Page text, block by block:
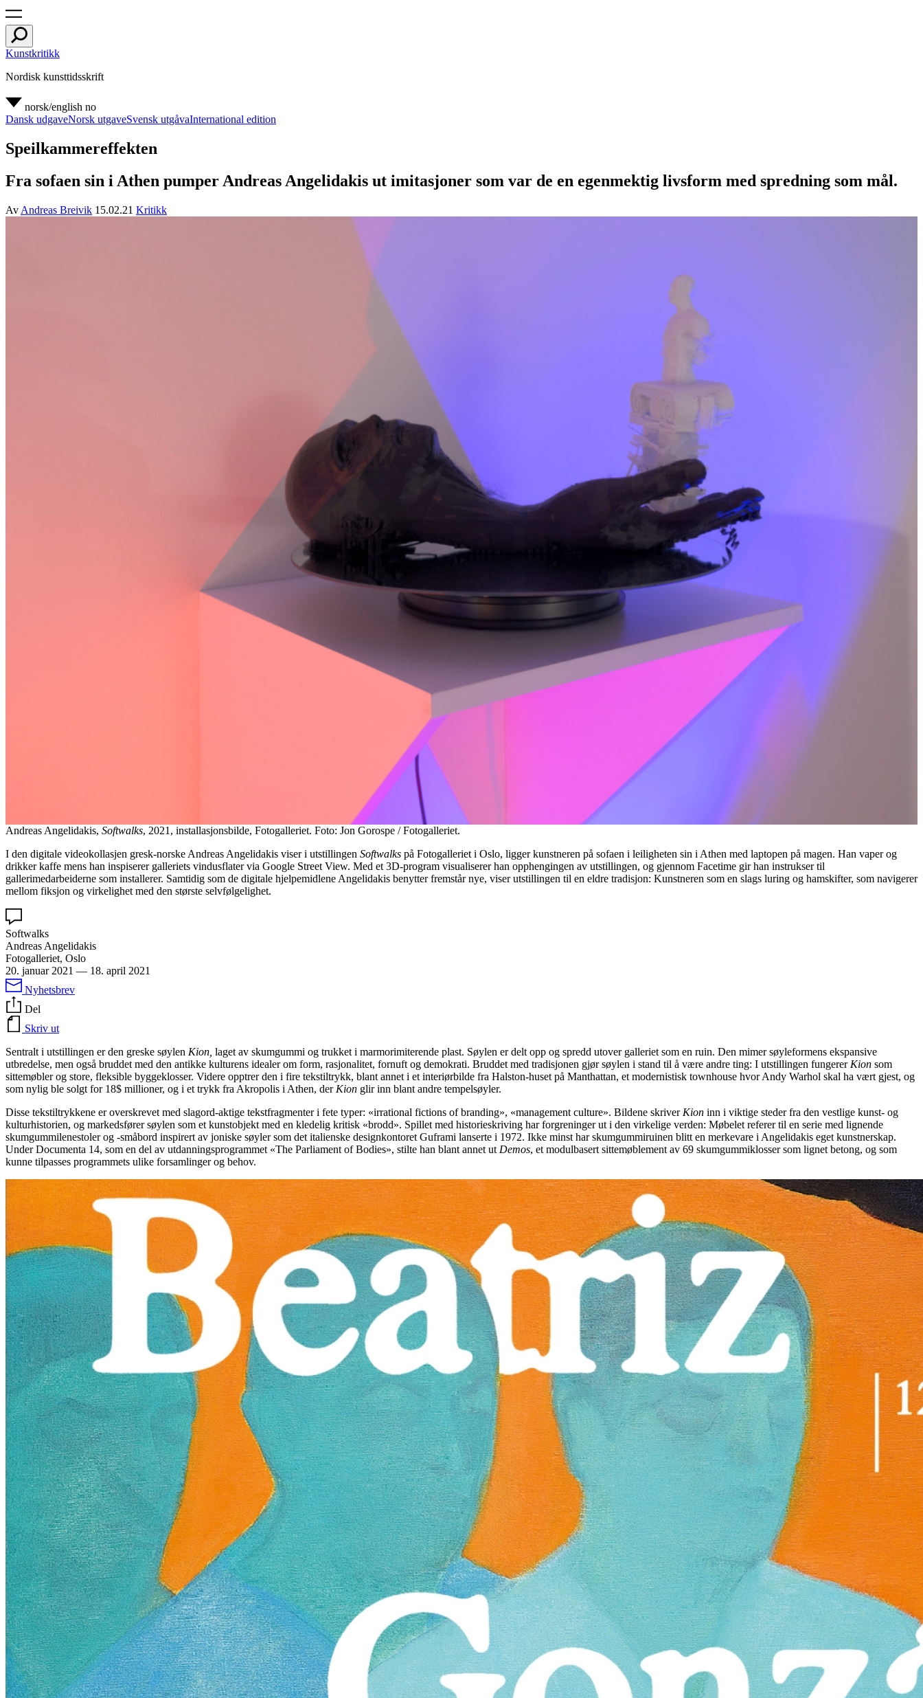
Kunstkritikk
Nordisk kunsttidsskrift
norsk/english no
Dansk udgaveNorsk utgaveSvensk utgåvaInternational edition
Speilkammereffekten
Fra sofaen sin i Athen pumper Andreas Angelidakis ut imitasjoner som var de en egenmektig livsform med spredning som mål.
Av Andreas Breivik 15.02.21 Kritikk
Andreas Angelidakis, Softwalks, 2021, installasjonsbilde, Fotogalleriet. Foto: Jon Gorospe / Fotogalleriet.
I den digitale videokollasjen gresk-norske Andreas Angelidakis viser i utstillingen Softwalks på Fotogalleriet i Oslo, ligger kunstneren på sofaen i leiligheten sin i Athen med laptopen på magen. Han vaper og
drikker kaffe mens han inspiserer galleriets vindusflater via Google Street View. Med et 3D-program visualiserer han opphengingen av utstillingen, og gjennom Facetime gir han instrukser til
gallerimedarbeiderne som installerer. Samtidig som de digitale hjelpemidlene Angelidakis benytter fremstår nye, viser utstillingen til en eldre tradisjon: Kunstneren som en slags luring og hamskifter, som navigerer
mellom fiksjon og virkelighet med den største selvfølgelighet.
Softwalks
Andreas Angelidakis
Fotogalleriet, Oslo
20. januar 2021 — 18. april 2021
Nyhetsbrev
Del
Skriv ut
Sentralt i utstillingen er den greske søylen Kion, laget av skumgummi og trukket i marmorimiterende plast. Søylen er delt opp og spredd utover galleriet som en ruin. Den mimer søyleformens ekspansive
utbredelse, men også bruddet med den antikke kulturens idealer om form, rasjonalitet, fornuft og demokrati. Bruddet med tradisjonen gjør søylen i stand til å være andre ting: I utstillingen fungerer Kion som
sittemøbler og store, fleksible byggeklosser. Videre opptrer den i fire tekstiltrykk, blant annet i et interiørbilde fra Halston-huset på Manthattan, et modernistisk townhouse hvor Andy Warhol skal ha vært gjest, og
som nylig ble solgt for 18$ millioner, og i et trykk fra Akropolis i Athen, der Kion glir inn blant andre tempelsøyler.
Disse tekstiltrykkene er overskrevet med slagord-aktige tekstfragmenter i fete typer: «irrational fictions of branding», «management culture». Bildene skriver Kion inn i viktige steder fra den vestlige kunst- og
kulturhistorien, og markedsfører søylen som et kunstobjekt med en kledelig kritisk «brodd». Spillet med historieskriving har forgreninger ut i den virkelige verden: Møbelet referer til en serie med lignende
skumgummilenestoler og -småbord inspirert av joniske søyler som det italienske designkontoret Guframi lanserte i 1972. Ikke minst har skumgummiruinen blitt en merkevare i Angelidakis eget kunstnerskap.
Under Documenta 14, som en del av utdanningsprogrammet «The Parliament of Bodies», stilte han blant annet ut Demos, et modulbasert sittemøblement av 69 skumgummiklosser som lignet betong, og som
kunne tilpasses programmets ulike forsamlinger og behov.